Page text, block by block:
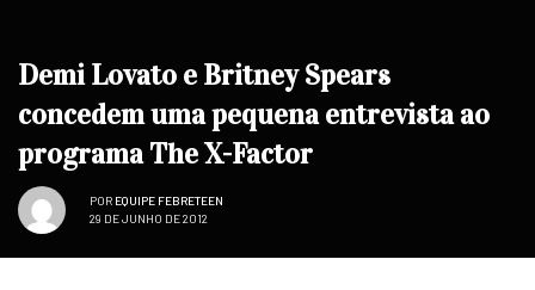
Demi Lovato e Britney Spears
concedem uma pequena entrevista ao
programa The X-Factor
POR EQUIPE FEBRETEEN
29 DE JUNHO DE 2012